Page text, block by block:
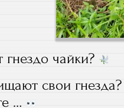
гнездо чайки?
свои гнезда?
…